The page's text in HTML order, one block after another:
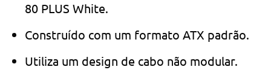
80 PLUS White.
Construído com um formato ATX padrão.
Utiliza um design de cabo não modular.